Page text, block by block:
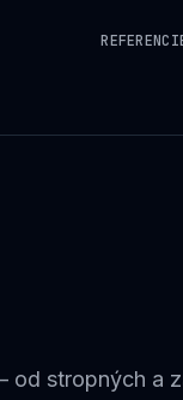
od stropných a